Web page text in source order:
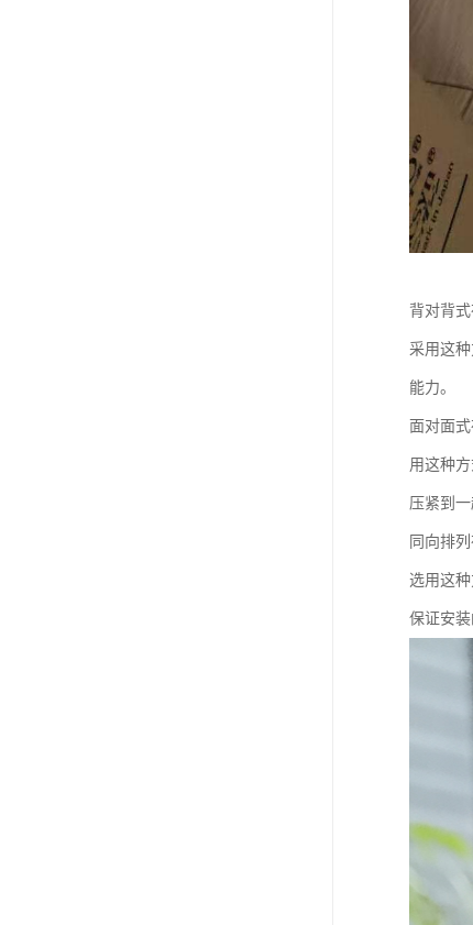
背对背
采用这
能力。
面对面
用这种
压紧到
同向排
选用这
保证安